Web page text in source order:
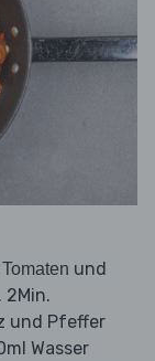
Tomaten und
2Min.
und Pfeffer
Wasser